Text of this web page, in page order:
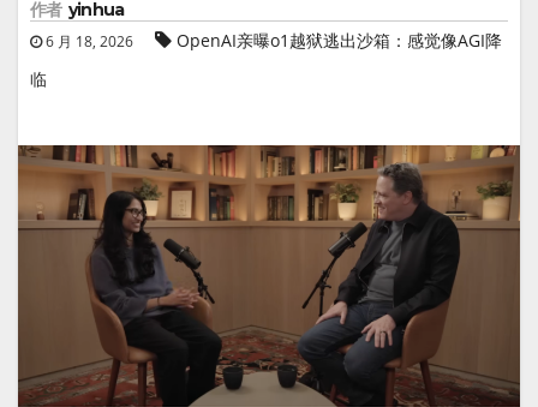
作者 yinhua
6 月 18, 2026
OpenAI亲曝o1越狱逃出沙箱：感觉像AGI降
临